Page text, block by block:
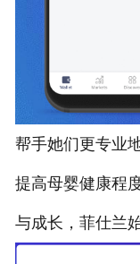
帮手她们更专业
提高母婴健康程
与成长，菲仕兰